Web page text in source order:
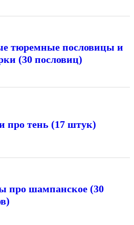
тюремные пословицы и
(30 пословиц)
про тень (17 штук)
про шампанское (30